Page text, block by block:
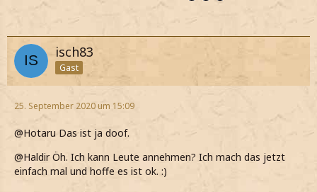
isch83
Gast
25. September 2020 um 15:09
@Hotaru Das ist ja doof.
@Haldir Öh. Ich kann Leute annehmen? Ich mach das jetzt
einfach mal und hoffe es ist ok. :)